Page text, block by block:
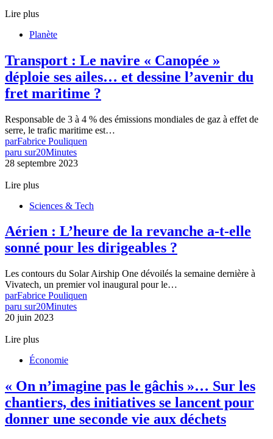
Lire plus
Planète
Transport : Le navire « Canopée »
déploie ses ailes… et dessine l’avenir du
fret maritime ?
Responsable de 3 à 4 % des émissions mondiales de gaz à effet de
serre, le trafic maritime est…
parFabrice Pouliquen
paru sur20Minutes
28 septembre 2023
Lire plus
Sciences & Tech
Aérien : L’heure de la revanche a-t-elle
sonné pour les dirigeables ?
Les contours du Solar Airship One dévoilés la semaine dernière à
Vivatech, un premier vol inaugural pour le…
parFabrice Pouliquen
paru sur20Minutes
20 juin 2023
Lire plus
Économie
« On n’imagine pas le gâchis »… Sur les
chantiers, des initiatives se lancent pour
donner une seconde vie aux déchets